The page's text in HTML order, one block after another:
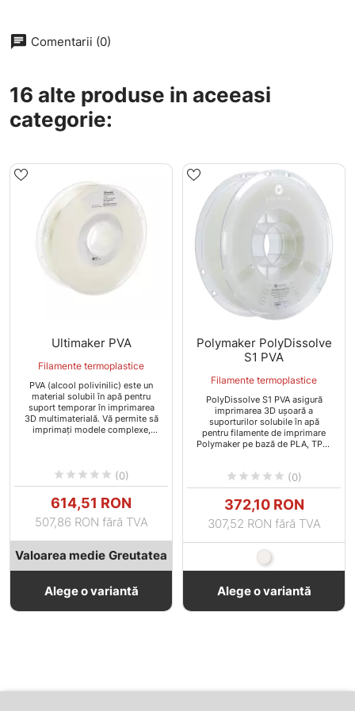
chat Comentarii (0)
16 alte produse in aceeasi
categorie:
Ultimaker PVA
Filamente termoplastice
PVA (alcool polivinilic) este un
material solubil în apă pentru
suport temporar în imprimarea
3D multimaterială. Vă permite să
imprimați modele complexe,
     (0)
Pret
614,51 RON
507,86 RON fără TVA
Valoarea medie Greutatea
Alege o variantă
Polymaker PolyDissolve
S1 PVA
Filamente termoplastice
PolyDissolve S1 PVA asigură
imprimarea 3D ușoară a
suporturilor solubile în apă
pentru filamente de imprimare
Polymaker pe bază de PLA, TPU,
     (0)
Pret
372,10 RON
307,52 RON fără TVA
Natural
Alege o variantă